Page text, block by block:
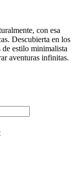
con esa
Descubierta en los
de estilo minimalista
aventuras infinitas.